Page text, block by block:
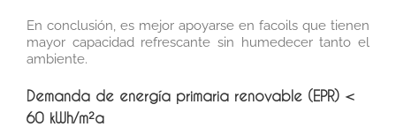
En conclusión, es mejor apoyarse en facoils que tienen
mayor capacidad refrescante sin humedecer tanto el
ambiente.
Demanda de energía primaria renovable (EPR) <
60 kWh/m²a